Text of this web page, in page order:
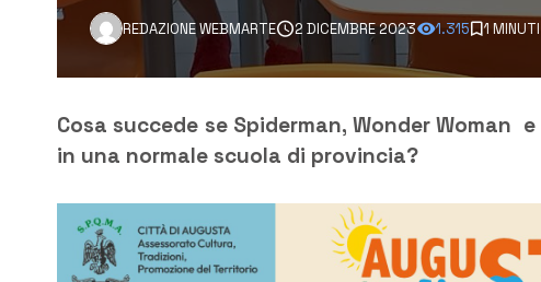
REDAZIONE WEBMARTE 2 DICEMBRE 2023 1.315 1
Cosa succede se Spiderman, Wonder
in una normale scuola di provincia?